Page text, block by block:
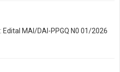
Edital MAI/DAI-PPGQ N0 01/2026